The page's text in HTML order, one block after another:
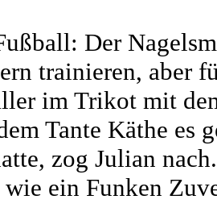
Der
trainieren, aber
im Trikot mit
Tante Käthe es
zog Julian
wie ein Funken